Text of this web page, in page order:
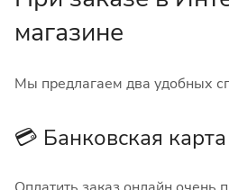
магазине
Мы предлагаем два удобных
💳 Банковская карта